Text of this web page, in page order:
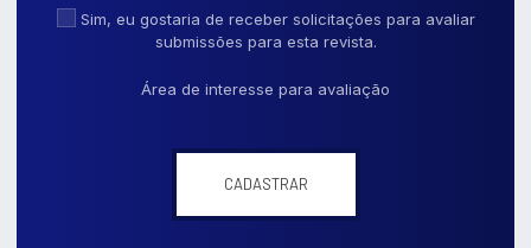
Sim, eu gostaria de receber solicitações para avaliar
submissões para esta revista.
Área de interesse para avaliação
CADASTRAR